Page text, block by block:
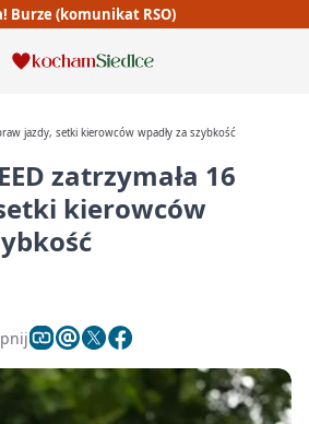
Burze (komunikat RSO)
jazdy, setki kierowców wpadły za szybkość
zatrzymała 16
kierowców